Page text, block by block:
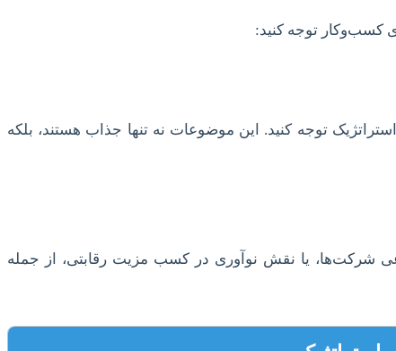
کسب‌وکار توجه کنید:
توجه کنید. این موضوعات نه تنها جذاب هستند، بلکه
شرکت‌ها، یا نقش نوآوری در کسب مزیت رقابتی، از جمله